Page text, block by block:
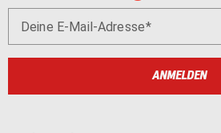
Deine E-Mail-Adresse
ANMELDEN